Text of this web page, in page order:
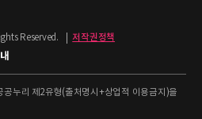
Reserved.
저작권정책
누리 제2유형(출처명시+상업적 이용금지)을